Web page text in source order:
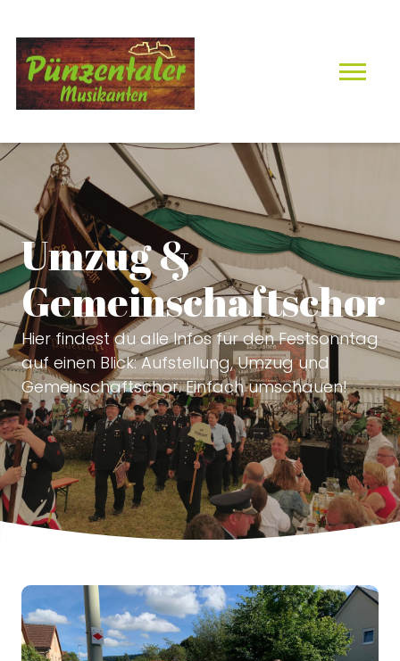
Umzug &
Gemeinschaftschor
Hier findest du alle Infos für den Festsonntag
auf einen Blick: Aufstellung, Umzug und
Gemeinschaftschor. Einfach umschauen!